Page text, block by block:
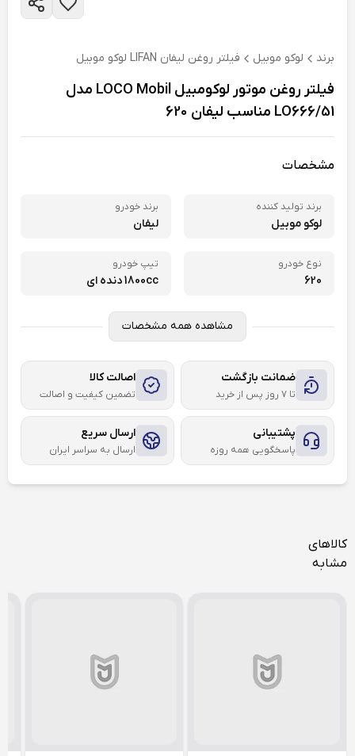
برند لوکو موبیل فیلتر روغن لیفان LIFAN لوکو موبیل
فیلتر روغن موتور لوکومبیل LOCO Mobil مدل
LO666/51 مناسب لیفان 620
مشخصات
برند تولید کننده
لوکو موبیل
برند خودرو
لیفان
نوع خودرو
620
تیپ خودرو
1800cc دنده ای
مشاهده همه مشخصات
ضمانت بازگشت
تا ۷ روز پس از خرید
اصالت کالا
تضمین کیفیت و اصالت
پشتیبانی
پاسخگویی همه روزه
ارسال سریع
ارسال به سراسر ایران
کالاهای
مشابه